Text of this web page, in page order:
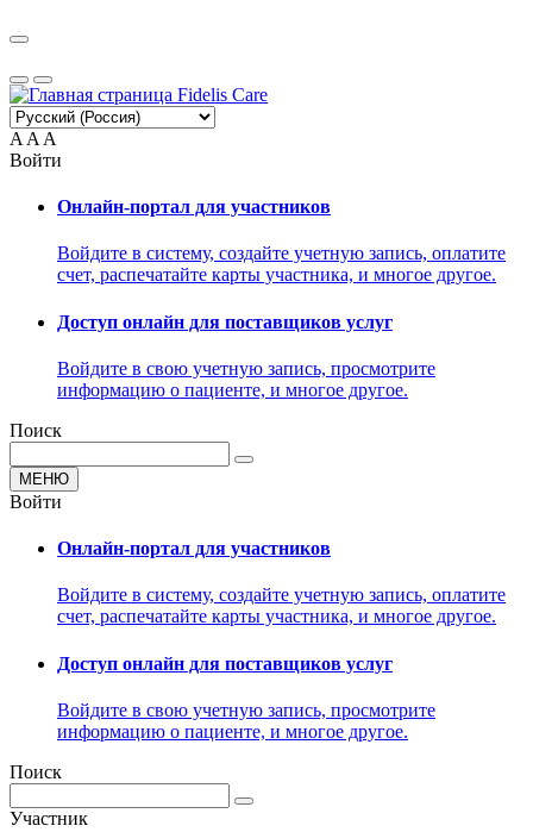
A A A
Войти
Онлайн-портал для участников
Войдите в систему, создайте учетную запись, оплатите
счет, распечатайте карты участника, и многое другое.
Доступ онлайн для поставщиков услуг
Войдите в свою учетную запись, просмотрите
информацию о пациенте, и многое другое.
Поиск
МЕНЮ
Войти
Онлайн-портал для участников
Войдите в систему, создайте учетную запись, оплатите
счет, распечатайте карты участника, и многое другое.
Доступ онлайн для поставщиков услуг
Войдите в свою учетную запись, просмотрите
информацию о пациенте, и многое другое.
Поиск
Участник